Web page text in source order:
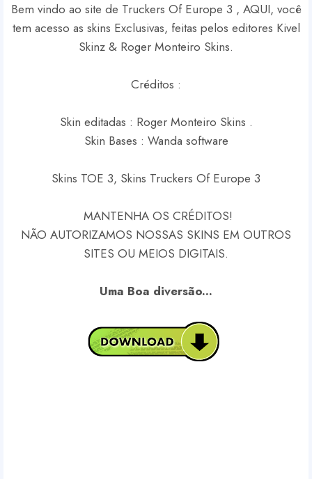
Bem vindo ao site de Truckers Of Europe 3 , AQUI, você
tem acesso as skins Exclusivas, feitas pelos editores Kivel
Skinz & Roger Monteiro Skins.
Créditos :
Skin editadas : Roger Monteiro Skins .
Skin Bases : Wanda software
Skins TOE 3, Skins Truckers Of Europe 3
MANTENHA OS CRÉDITOS!
NÃO AUTORIZAMOS NOSSAS SKINS EM OUTROS
SITES OU MEIOS DIGITAIS.
Uma Boa diversão...